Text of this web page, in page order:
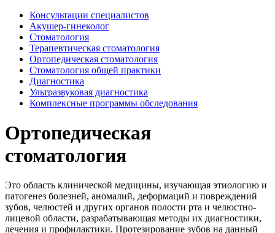
Консультации специалистов
Акушер-гинеколог
Стоматология
Терапевтическая стоматология
Ортопедическая стоматология
Стоматология общей практики
Диагностика
Ультразвуковая диагностика
Комплексные программы обследования
Ортопедическая
стоматология
Это область клинической медицины, изучающая этиологию и
патогенез болезней, аномалий, деформаций и повреждений
зубов, челюстей и других органов полости рта и челюстно-
лицевой области, разрабатывающая методы их диагностики,
лечения и профилактики. Протезирование зубов на данный